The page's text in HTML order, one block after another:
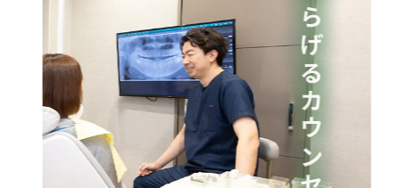
ドクター紹介
院内紹介
診療メニュー